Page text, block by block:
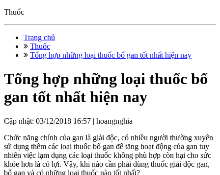
Thuốc
Trang chủ
Thuốc
Tổng hợp những loại thuốc bổ gan tốt nhất hiện nay
Tổng hợp những loại thuốc bổ
gan tốt nhất hiện nay
Cập nhật: 03/12/2018 16:57 | hoangnghia
Chức năng chính của gan là giải độc, có nhiều người thường xuyên
sử dụng thêm các loại thuốc bổ gan để tăng hoạt động của gan tuy
nhiên việc lạm dụng các loại thuốc không phù hợp còn hại cho sức
khỏe hơn là có lợi. Vậy, khi nào cần phải dùng thuốc giải độc gan,
bổ gan và có những loại thuốc nào tốt nhất?